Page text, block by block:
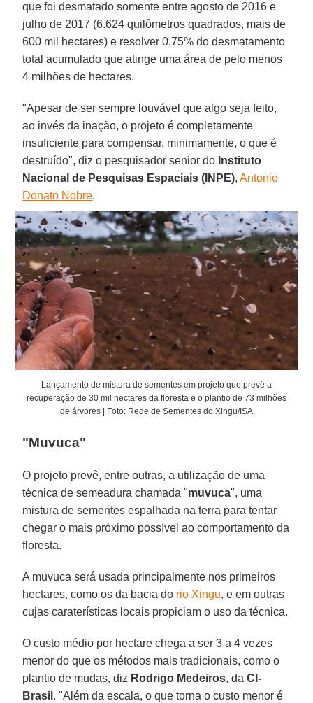
que foi desmatado somente entre agosto de 2016 e
julho de 2017 (6.624 quilômetros quadrados, mais de
600 mil hectares) e resolver 0,75% do desmatamento
total acumulado que atinge uma área de pelo menos
4 milhões de hectares.
"Apesar de ser sempre louvável que algo seja feito,
ao invés da inação, o projeto é completamente
insuficiente para compensar, minimamente, o que é
destruído", diz o pesquisador senior do Instituto
Nacional de Pesquisas Espaciais (INPE),Antonio
Donato Nobre.
Lançamento de mistura de sementes em projeto que prevê a
recuperação de 30 mil hectares da floresta e o plantio de 73 milhões
de árvores | Foto: Rede de Sementes do Xingu/ISA
"Muvuca"
O projeto prevê, entre outras, a utilização de uma
técnica de semeadura chamada "muvuca", uma
mistura de sementes espalhada na terra para tentar
chegar o mais próximo possível ao comportamento da
floresta.
A muvuca será usada principalmente nos primeiros
hectares, como os da bacia do rio Xingu, e em outras
cujas caraterísticas locais propiciam o uso da técnica.
O custo médio por hectare chega a ser 3 a 4 vezes
menor do que os métodos mais tradicionais, como o
plantio de mudas, diz Rodrigo Medeiros, daCI-
Brasil . "Além da escala, o que torna o custo menor é